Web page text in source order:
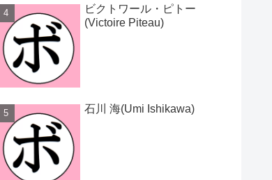
ビクトワール・ピトー
(Victoire Piteau)
石川 海(Umi Ishikawa)